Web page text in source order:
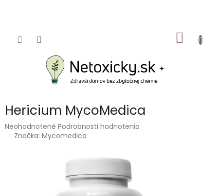
KOŠÍK
Hericium MycoMedica
Priemerné
hodnotenie
Neohodnotené Podrobnosti hodnotenia
Značka:Mycomedica